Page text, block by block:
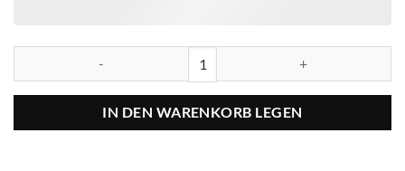
IN DEN WARENKORB LEGEN